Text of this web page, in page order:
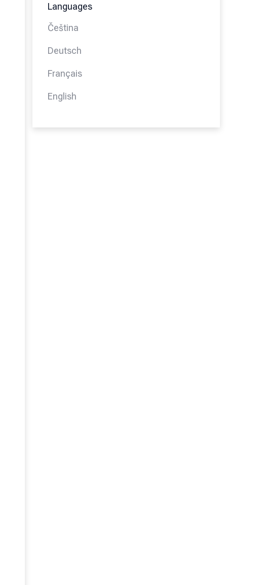
Languages
Čeština
Deutsch
Français
English